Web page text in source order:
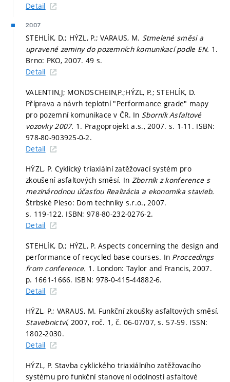
Detail
2007
STEHLÍK, D.; HÝZL, P.; VARAUS, M. Stmelené směsi a
upravené zeminy do pozemních komunikací podle EN. 1.
Brno: PKO, 2007. 49 s.
Detail
VALENTIN,J; MONDSCHEIN,P.;HÝZL, P.; STEHLÍK, D.
Příprava a návrh teplotní "Performance grade" mapy
pro pozemní komunikace v ČR. In Sborník Asfaltové
vozovky 2007. 1. Pragoprojekt a.s., 2007. s. 1-11. ISBN:
978-80-903925-0-2.
Detail
HÝZL, P. Cyklický triaxiální zatěžovací systém pro
zkoušení asfaltových směsí. In Zborník z konference s
mezinárodnou účasťou Realizácia a ekonomika stavieb.
Štrbské Pleso: Dom techniky s.r.o., 2007.
s. 119-122. ISBN: 978-80-232-0276-2.
Detail
STEHLÍK, D.; HÝZL, P. Aspects concerning the design and
performance of recycled base courses. In Proccedings
from conference. 1. London: Taylor and Francis, 2007.
p. 1661-1666. ISBN: 978-0-415-44882-6.
Detail
HÝZL, P.; VARAUS, M. Funkční zkoušky asfaltových směsí.
Stavebnictví, 2007, roč. 1, č. 06-07/07,s. 57-59. ISSN:
1802-2030.
Detail
HÝZL, P. Stavba cyklického triaxiálního zatěžovacího
systému pro funkční stanovení odolnosti asfaltové